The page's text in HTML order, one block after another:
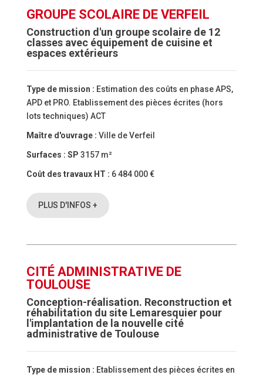
GROUPE SCOLAIRE DE VERFEIL
Construction d'un groupe scolaire de 12
classes avec équipement de cuisine et
espaces extérieurs
Type de mission : Estimation des coûts en phase APS,
APD et PRO. Etablissement des pièces écrites (hors
lots techniques) ACT
Maître d'ouvrage : Ville de Verfeil
Surfaces : SP 3157 m²
Coût des travaux HT : 6 484 000 €
PLUS D'INFOS +
CITÉ ADMINISTRATIVE DE
TOULOUSE
Conception-réalisation. Reconstruction et
réhabilitation du site Lemaresquier pour
l'implantation de la nouvelle cité
administrative de Toulouse
Type de mission : Etablissement des pièces écrites en